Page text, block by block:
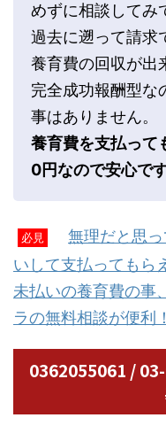
めずに相談してみ
過去に遡って請求
養育費の回収が出
完全成功報酬型な
事はありません。
養育費を支払って
0円なので安心です
必見
無理だと思
いして支払ってもら
未払いの養育費の事
ラの無料相談が便利！
0362055061 /